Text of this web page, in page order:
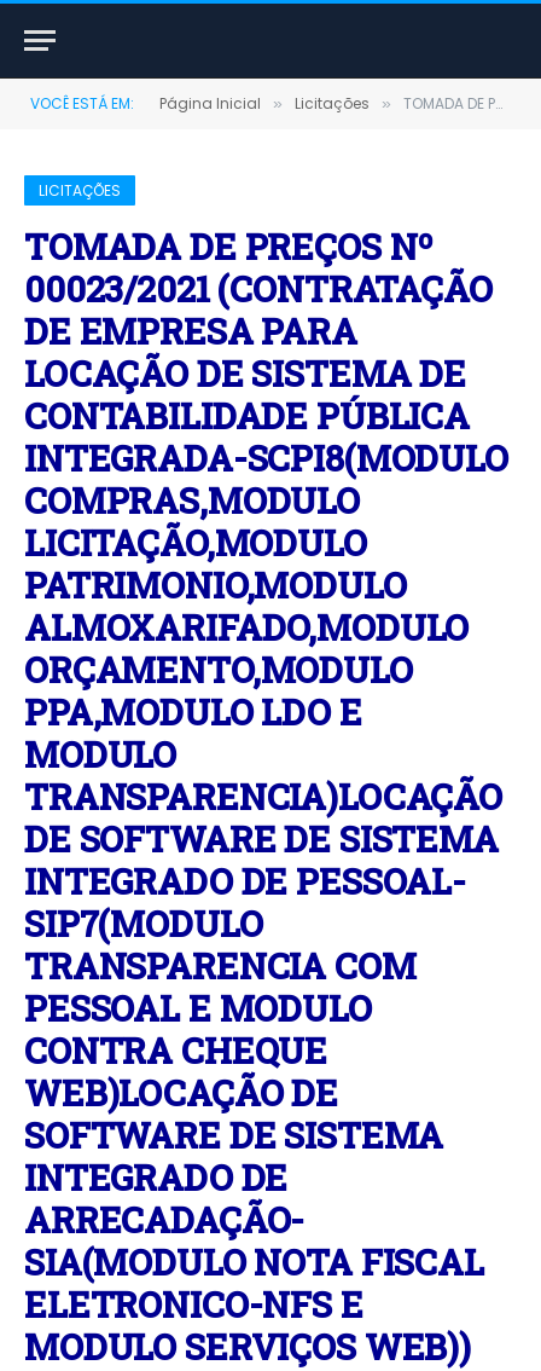
VOCÊ ESTÁ EM: Página Inicial » Licitações » TOMADA DE PREÇOS Nº 00023/2021 (CONTRATAÇÃO DE EMPRESA PARA LOCAÇÃO DE SISTEMA DE CONTABILIDADE PÚBLICA INTEGRADA-SCPI8(MODULO COMPRAS,MODULO LICITAÇÃO,MODULO PATRIMONIO,MODULO ALMOXARIFADO,MODULO ORÇAMENTO,MODULO PPA,MODULO LDO E MODULO TRANSPARENCIA)LOCAÇÃO DE SOFTWARE DE SISTEMA INTEGRADO DE PESSOAL-SIP7(MODULO TRANSPARENCIA COM PESSOAL E MODULO CONTRA CHEQUE WEB)LOCAÇÃO DE SOFTWARE DE SISTEMA INTEGRADO DE ARRECADAÇÃO-SIA(MODULO NOTA FISCAL ELETRONICO-NFS E MODULO SERVIÇOS WEB))
LICITAÇÕES
TOMADA DE PREÇOS Nº
00023/2021 (CONTRATAÇÃO
DE EMPRESA PARA
LOCAÇÃO DE SISTEMA DE
CONTABILIDADE PÚBLICA
INTEGRADA-SCPI8(MODULO
COMPRAS,MODULO
LICITAÇÃO,MODULO
PATRIMONIO,MODULO
ALMOXARIFADO,MODULO
ORÇAMENTO,MODULO
PPA,MODULO LDO E
MODULO
TRANSPARENCIA)LOCAÇÃO
DE SOFTWARE DE SISTEMA
INTEGRADO DE PESSOAL-
SIP7(MODULO
TRANSPARENCIA COM
PESSOAL E MODULO
CONTRA CHEQUE
WEB)LOCAÇÃO DE
SOFTWARE DE SISTEMA
INTEGRADO DE
ARRECADAÇÃO-
SIA(MODULO NOTA FISCAL
ELETRONICO-NFS E
MODULO SERVIÇOS WEB))